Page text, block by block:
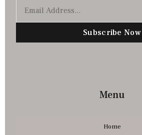
Subscribe Now
Menu
Home